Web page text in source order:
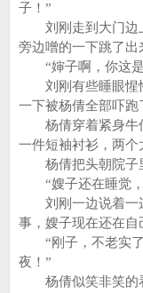
子！”
刘刚走到大门边上
旁边噌的一下跳了出
“婶子啊，你这是
刘刚有些睡眼惺
一下被杨倩全部吓跑
杨倩穿着紧身牛
一件短袖衬衫，两个
杨倩把头朝院子里
“嫂子还在睡觉，
刘刚一边说着一
事，嫂子现在还在自
“刚子，不老实了
夜！”
杨倩似笑非笑的